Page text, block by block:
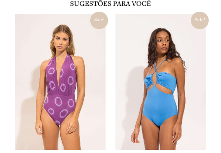
SUGESTÕES PARA VOCÊ
Sale!
preço
original
era:
R$ 489,00.
atual
é:
R$ 245,00.
Sale!
original
era:
R$ 378,00.
atual
é:
R$ 189,00.